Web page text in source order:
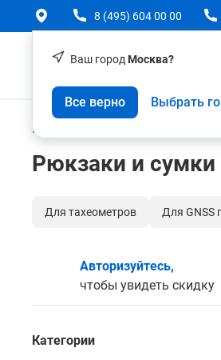
Ваш город Москва?
Все верно Выбрать
8 (495) 604 00 00
Геодезическое оборудование
Рюкзаки и сумки
Для тахеометров Для GNSS
Авторизуйтесь,
чтобы увидеть скидку
Категории